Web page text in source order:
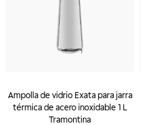
Ampolla de vidrio Exata para jarra
térmica de acero inoxidable 1 L
Tramontina